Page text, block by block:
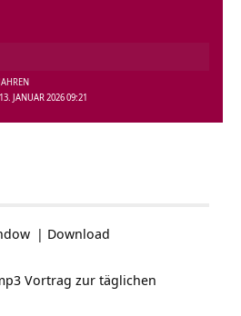
JANUAR 2026 09:21
| Download
Vortrag zur täglichen